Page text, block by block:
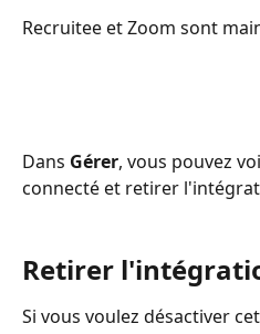
Recruitee et Zoom sont
Dans Gérer, vous pouvez
connecté et retirer
Retirer
Si vous voulez désactiver